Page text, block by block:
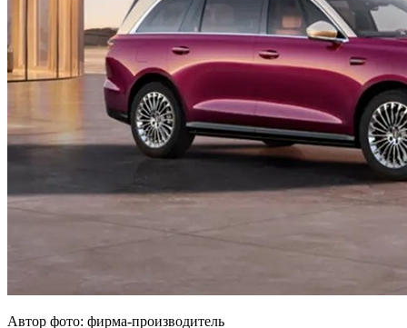
Автор фото: фирма-производитель